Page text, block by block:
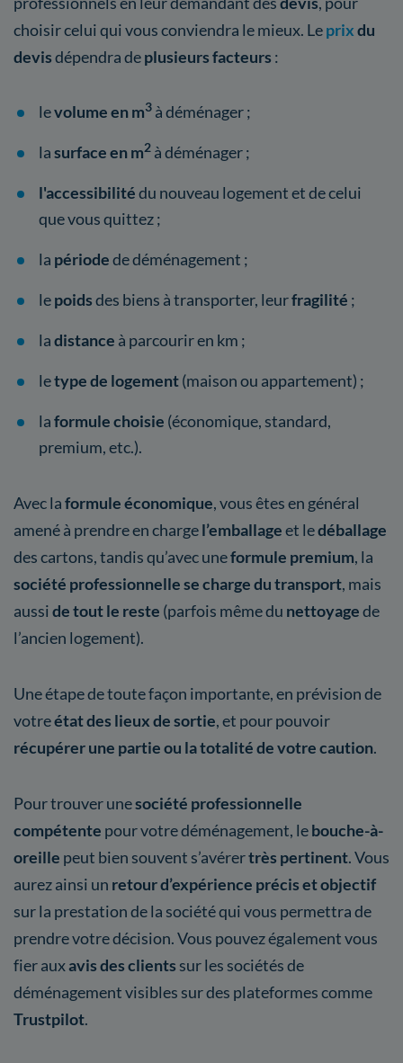
choisir celui qui vous conviendra le mieux. Leprixdu
devisdépendra deplusieurs facteurs :
levolume en m3 à déménager ;
lasurface en m2 à déménager ;
l'accessibilitédu nouveau logement et de celui
que vous quittez ;
la périodede déménagement ;
lepoidsdes biens à transporter, leurfragilité ;
ladistance à parcourir en km ;
letype de logement(maison ou appartement) ;
laformule choisie (économique, standard,
premium, etc.).
Avec laformule économique, vous êtes en général
amené à prendre en chargel’emballageet ledéballage
des cartons, tandis qu’avec uneformule premium, la
société professionnelle se charge du transport, mais
ausside tout le reste (parfois même du nettoyagede
l’ancien logement).
Une étape de toute façon importante, en prévision de
votreétat des lieux de sortie, et pour pouvoir
récupérer une partie ou la totalité de votre caution.
Pour trouver unesociété professionnelle
compétente pour votre déménagement, lebouche-à-
oreille peut bien souvent s’avérertrès pertinent. Vous
aurez ainsi un retour d’expérience précis et objectif
sur la prestation de la société qui vous permettra de
prendre votre décision. Vous pouvez également vous
fier auxavis des clients sur les sociétés de
déménagement visibles sur des plateformes comme
Trustpilot.